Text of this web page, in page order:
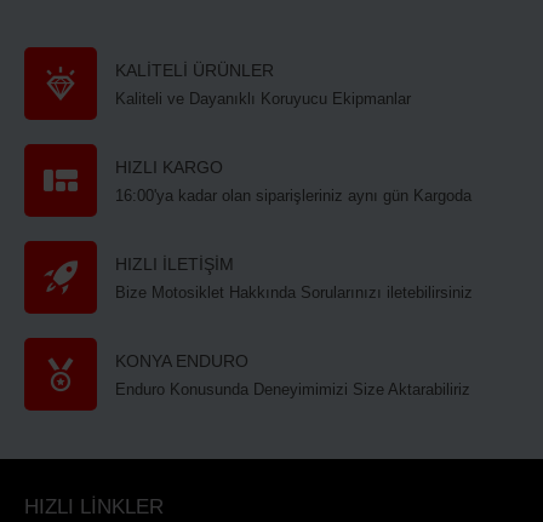
KALİTELİ ÜRÜNLER
Kaliteli ve Dayanıklı Koruyucu Ekipmanlar
HIZLI KARGO
16:00'ya kadar olan siparişleriniz aynı gün Kargoda
HIZLI İLETİŞİM
Bize Motosiklet Hakkında Sorularınızı iletebilirsiniz
KONYA ENDURO
Enduro Konusunda Deneyimimizi Size Aktarabiliriz
HIZLI LİNKLER